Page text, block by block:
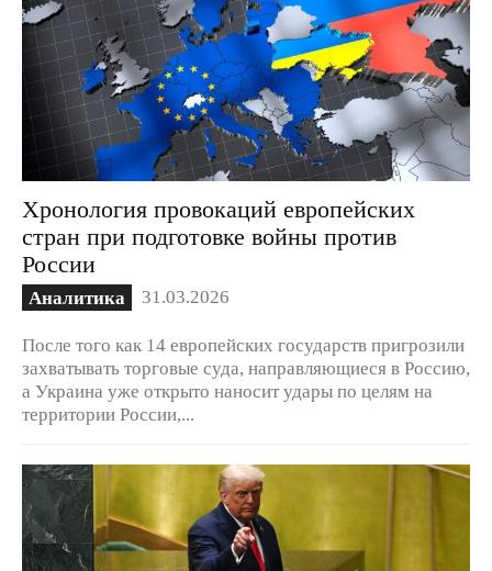
Хронология провокаций европейских
стран при подготовке войны против
России
Аналитика 31.03.2026
После того как 14 европейских государств пригрозили
захватывать торговые суда, направляющиеся в Россию,
а Украина уже открыто наносит удары по целям на
территории России,...